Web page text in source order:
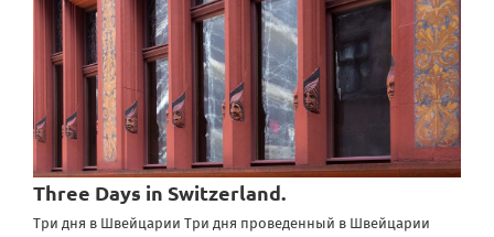
Three Days in Switzerland.
Три дня в Швейцарии Три дня проведенный в Швейцарии